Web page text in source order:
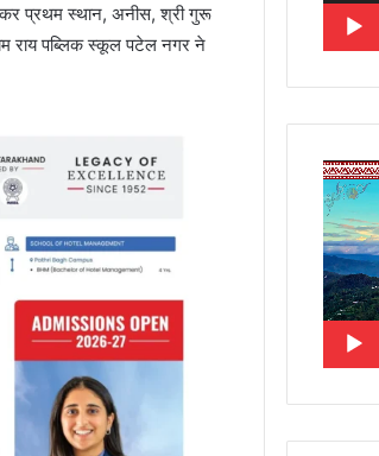
कर प्रथम स्थान, अनीस, श्री गुरू
राय पब्लिक स्कूल पटेल नगर ने
Video
Player